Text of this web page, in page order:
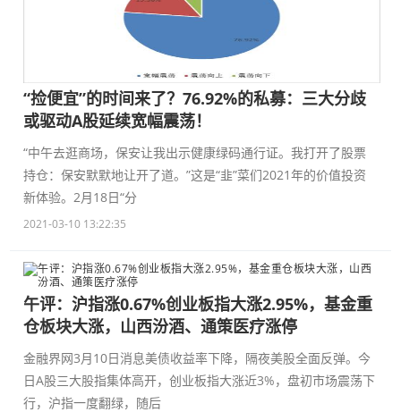
“捡便宜”的时间来了？76.92%的私募：三大分歧
或驱动A股延续宽幅震荡！
“中午去逛商场，保安让我出示健康绿码通行证。我打开了股票
持仓：保安默默地让开了道。”这是“韭”菜们2021年的价值投资
新体验。2月18日“分
2021-03-10 13:22:35
午评：沪指涨0.67%创业板指大涨2.95%，基金重
仓板块大涨，山西汾酒、通策医疗涨停
金融界网3月10日消息美债收益率下降，隔夜美股全面反弹。今
日A股三大股指集体高开，创业板指大涨近3%，盘初市场震荡下
行，沪指一度翻绿，随后